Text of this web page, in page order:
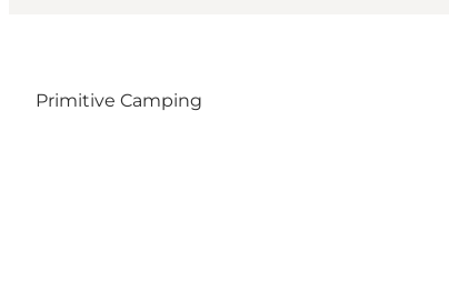
Primitive Camping